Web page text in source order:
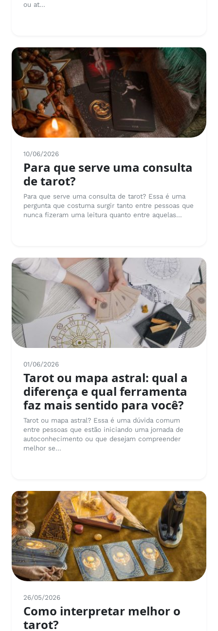
ou at...
10/06/2026
Para que serve uma consulta
de tarot?
Para que serve uma consulta de tarot? Essa é uma
pergunta que costuma surgir tanto entre pessoas que
nunca fizeram uma leitura quanto entre aquelas...
01/06/2026
Tarot ou mapa astral: qual a
diferença e qual ferramenta
faz mais sentido para você?
Tarot ou mapa astral? Essa é uma dúvida comum
entre pessoas que estão iniciando uma jornada de
autoconhecimento ou que desejam compreender
melhor se...
26/05/2026
Como interpretar melhor o
tarot?